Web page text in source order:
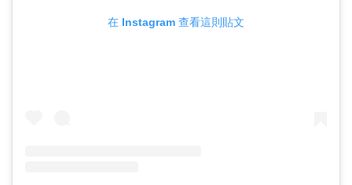
在 Instagram 查看這則貼文